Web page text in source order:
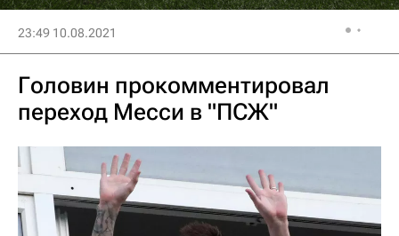
23:49 10.08.2021
Головин прокомментировал
переход Месси в "ПСЖ"